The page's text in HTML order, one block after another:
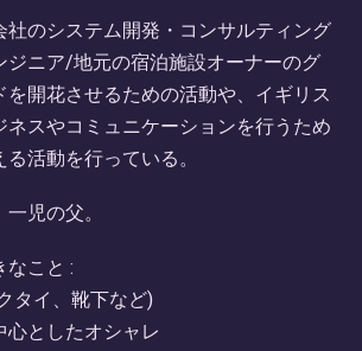
社のシステム開発・コンサルティング
ジニア/地元の宿泊施設オーナーのグ
を開花させるための活動や、イギリス
ネスやコミュニケーションを行うため
活動を行っている。
児の父。
なこと :
タイ、靴下など)
心としたオシャレ